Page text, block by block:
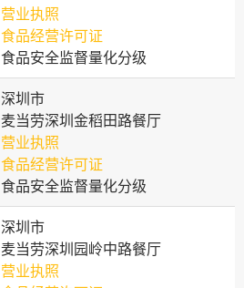
营业执照
食品经营许可证
食品安全监督量化分级
深圳市
麦当劳深圳金稻田路餐厅
营业执照
食品经营许可证
食品安全监督量化分级
深圳市
麦当劳深圳园岭中路餐厅
营业执照